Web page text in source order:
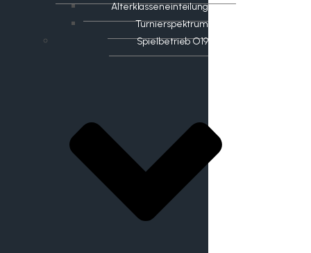
Alterklasseneinteilung
Turnierspektrum
Spielbetrieb O19